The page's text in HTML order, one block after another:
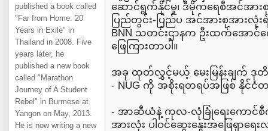
published a book called
"Far from Home: 20
Years in Exile" in
Thailand in 2008. Five
years later, he
published a new book
called "Marathon
Journey of A Student
Rebel" in Burmese at
Yangon on May, 2013.
He is now writing a new
ဆောင်ရွက်နိုင်မှု၊ ဒီမိုကရေစီအင်အား
ပြည်တွင်း-ပြည်ပ အင်အားစုအား
BNN သတင်းဌာနက ဦးထက်အောင်က
ဖြေကြားတာပါ။
အခု ထုတ်လွှင့်မယ့် မေးမြန်းချက် ဒုတိ
- NUG ကို အစိုးရတရပ်အဖြစ် နိုင်
- အာဆီယံနဲ့ ကုလ-လုံခြုံရေးကောင်
အားလုံး ပါဝင်ဆွေးနွေးအဖြေရှာရေး